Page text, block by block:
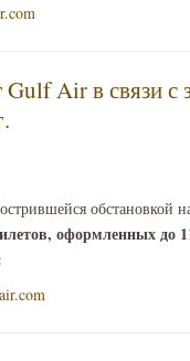
Air в связи с
оформленных до